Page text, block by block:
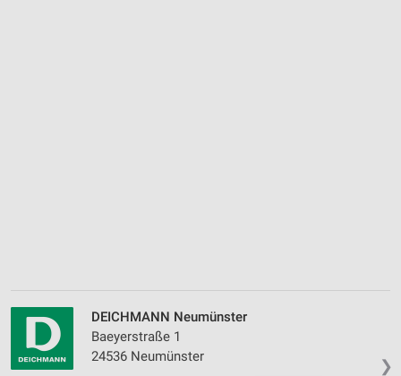
❯
DEICHMANN Neumünster
Baeyerstraße 1
24536 Neumünster